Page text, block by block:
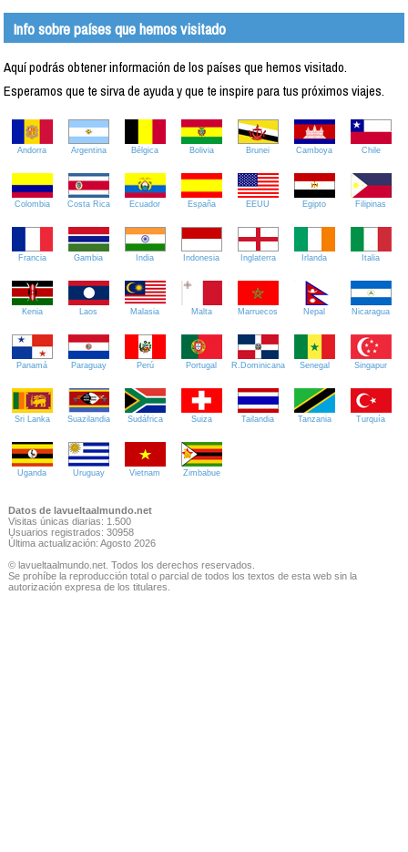
Info sobre países que hemos visitado
Aquí podrás obtener información de los países que hemos visitado.
Esperamos que te sirva de ayuda y que te inspire para tus próximos viajes.
Andorra Argentina Bélgica Bolivia Brunei Camboya Chile
Colombia Costa Rica Ecuador España EEUU Egipto Filipinas
Francia Gambia India Indonesia Inglaterra Irlanda Italia
Kenia Laos Malasia Malta Marruecos Nepal Nicaragua
Panamá Paraguay Perú Portugal R.Dominicana Senegal Singapur
Sri Lanka Suazilandia Sudáfrica Suiza Tailandia Tanzania Turquía
Uganda Uruguay Vietnam Zimbabue
Datos de lavueltaalmundo.net
Visitas únicas diarias: 1.500
Usuarios registrados: 30958
Última actualización: Agosto 2026
© lavueltaalmundo.net. Todos los derechos reservados.
Se prohíbe la reproducción total o parcial de todos los textos de esta web sin la
autorización expresa de los titulares.